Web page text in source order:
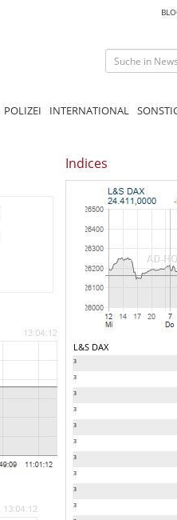
POLIZEI INTERNATIONAL
Indices
L&S DAX
3
3
3
3
3
3
3
3
3
3